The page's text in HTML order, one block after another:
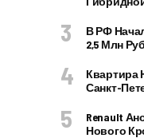
В РФ
2,5 Млн
Квартира
Санкт-
Renault
Нового